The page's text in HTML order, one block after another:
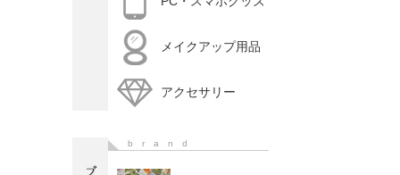
メイクアップ用品
アクセサリー
brand